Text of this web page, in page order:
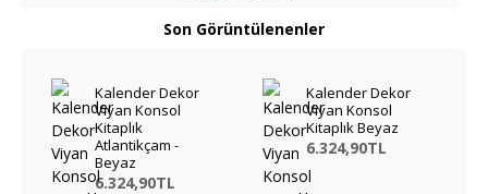
Son Görüntülenenler
Kalender Dekor
Viyan Konsol
Kitaplık
Atlantikçam -
Beyaz
6.324,90TL
Kalender Dekor
Viyan Konsol
Kitaplık Beyaz
6.324,90TL